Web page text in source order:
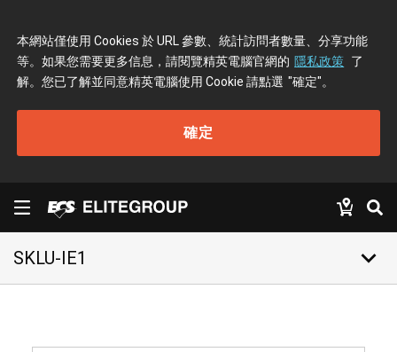
本網站僅使用 Cookies 於 URL 參數、統計訪問者數量、分享功能
等。如果您需要更多信息，請閱覽精英電腦官網的 隱私政策 了
解。您已了解並同意精英電腦使用 Cookie 請點選 "確定"。
確定
SKLU-IE1 keyboard_arrow_down